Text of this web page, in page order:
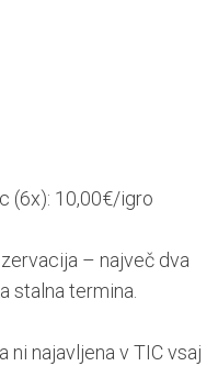
(6x): 10,00€/igro
– največ dva
stalna termina.
ni najavljena v TIC vsaj